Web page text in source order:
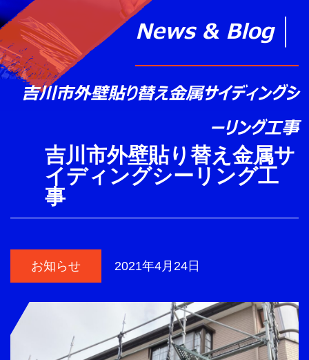
News & Blog
吉川市外壁貼り替え金属サイディングシ
ーリング工事
吉川市外壁貼り替え金属サ
イディングシーリング工
事
お知らせ 2021年4月24日